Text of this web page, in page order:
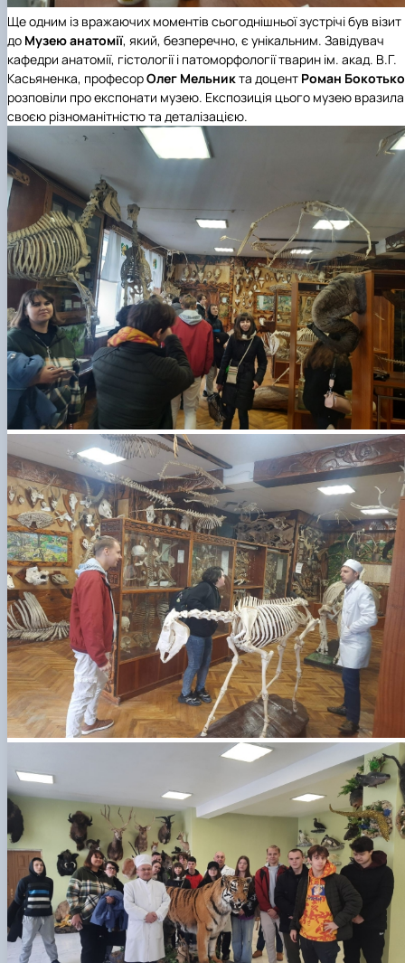
Ще одним із вражаючих моментів сьогоднішньої зустрічі був візит
до Музею анатомії, який, безперечно, є унікальним. Завідувач
кафедри анатомії, гістології і патоморфології тварин ім. акад. В.Г.
Касьяненка, професорОлег Мельникта доцент Роман Бокотько
розповіли про експонати музею. Експозиція цього музею вразила
своєю різноманітністю та деталізацією.